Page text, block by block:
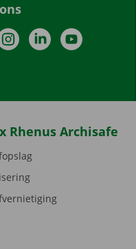
InstagramLinkedInYouTube
Rhenus Archisafe